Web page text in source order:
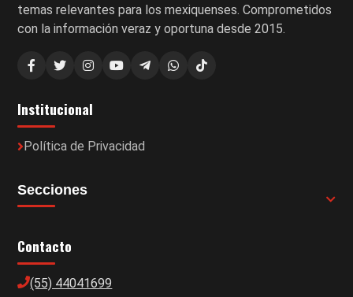
temas relevantes para los mexiquenses. Comprometidos
con la información veraz y oportuna desde 2015.
Institucional
Política de Privacidad
Secciones
Contacto
(55) 44041699